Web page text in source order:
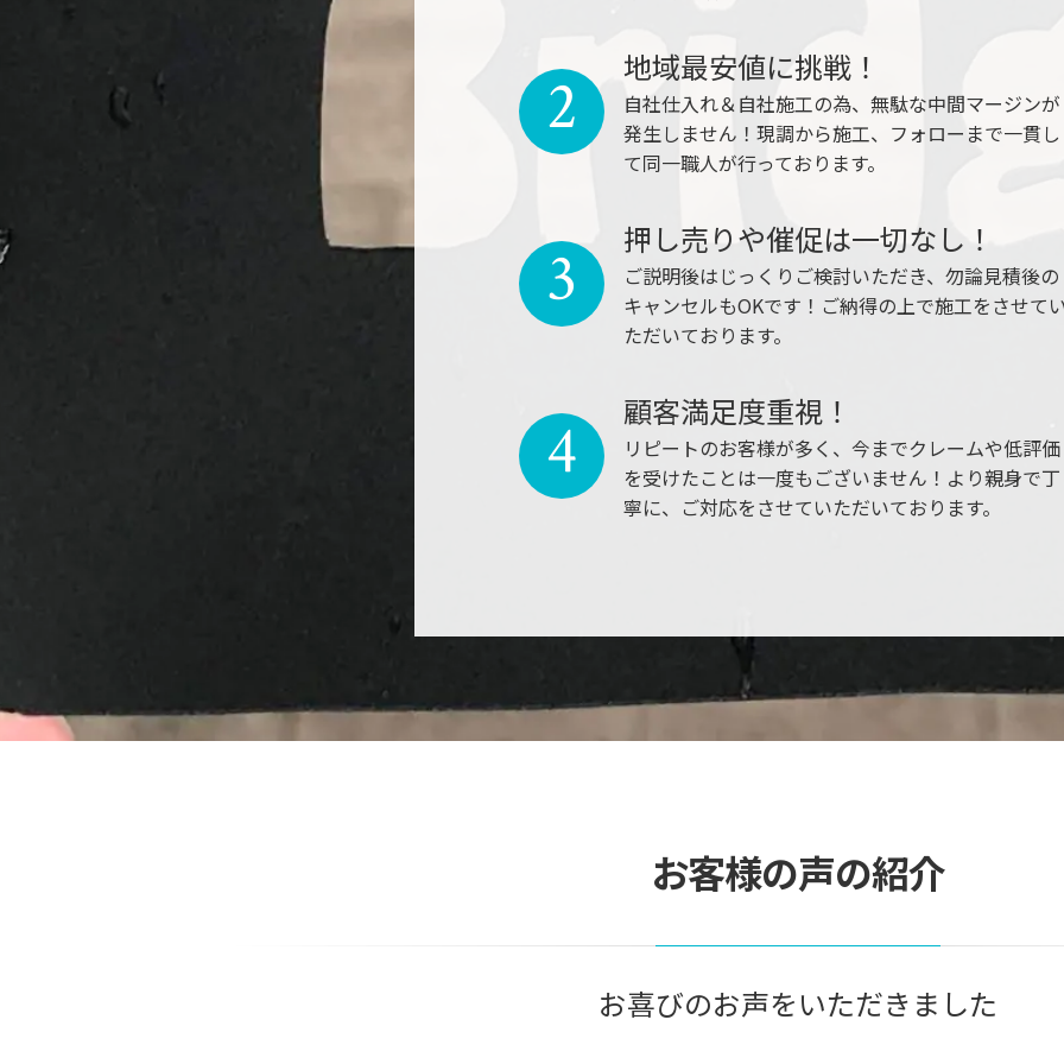
地域最安値に挑戦！
自社仕入れ＆自社施工の為、無駄な中間マージンが
発生しません！現調から施工、フォローまで一貫し
て同一職人が行っております。
2
押し売りや催促は一切なし！
ご説明後はじっくりご検討いただき、勿論見積後の
キャンセルもOKです！ご納得の上で施工をさせて
ただいております。
3
顧客満足度重視！
リピートのお客様が多く、今までクレームや低評価
を受けたことは一度もございません！より親身で丁
寧に、ご対応をさせていただいております。
4
お客様の声の紹介
お喜びのお声をいただきました